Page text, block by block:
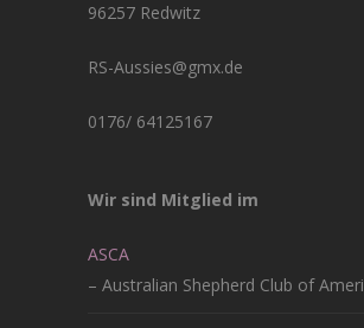
96257 Redwitz
RS-Aussies@gmx.de
0176/ 64125167
Wir sind Mitglied im
ASCA
– Australian Shepherd Club of